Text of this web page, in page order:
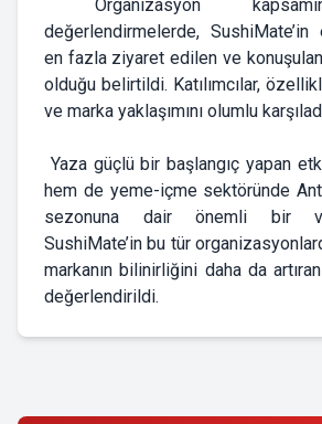
Organizasyon
değerlendirmelerde,
en fazla ziyaret edilen ve
olduğu belirtildi. Katılımcılar,
ve marka yaklaşımını olumlu
Yaza güçlü bir başlangıç yapan
hem de yeme-içme sektöründe
sezonuna dair önemli bir
SushiMate’in bu tür
markanın bilinirliğini daha da
değerlendirildi.